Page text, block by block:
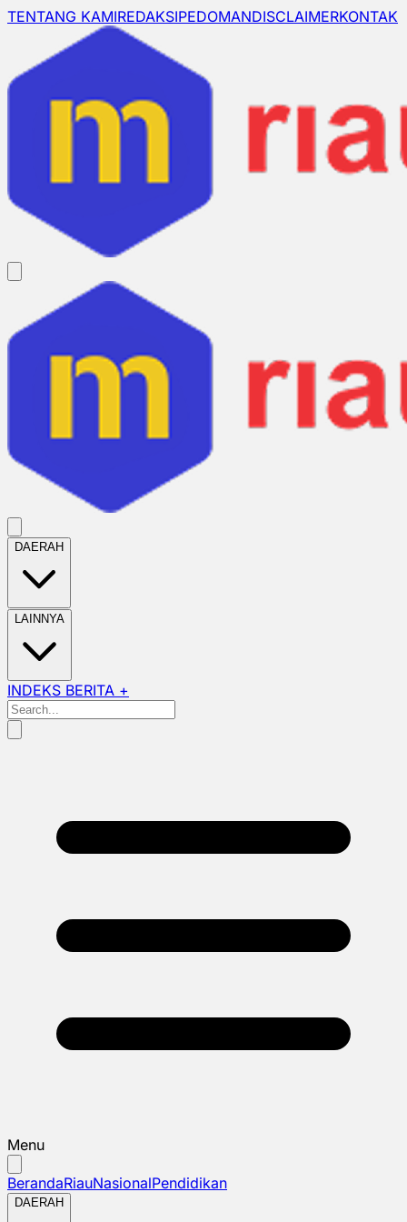
TENTANG KAMIREDAKSIPEDOMANDISCLAIMERKONTAK
DAERAH
LAINNYA
INDEKS BERITA +
Menu
BerandaRiauNasionalPendidikan
DAERAH